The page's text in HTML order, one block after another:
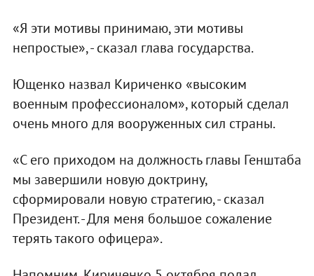
«Я эти мотивы принимаю, эти мотивы
непростые», - сказал глава государства.
Ющенко назвал Кириченко «высоким
военным профессионалом», который сделал
очень много для вооруженных сил страны.
«С его приходом на должность главы Генштаба
мы завершили новую доктрину,
сформировали новую стратегию, - сказал
Президент. - Для меня большое сожаление
терять такого офицера».